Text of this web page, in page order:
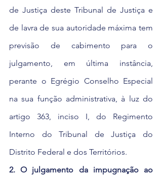
de Justiça deste Tribunal de Justiça e
de lavra de sua autoridade máxima tem
previsão de cabimento para o
julgamento, em última instância,
perante o Egrégio Conselho Especial
na sua função administrativa, à luz do
artigo 363, inciso I, do Regimento
Interno do Tribunal de Justiça do
Distrito Federal e dos Territórios.
2. O julgamento da impugnação ao